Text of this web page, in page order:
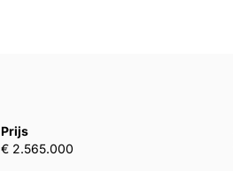
Prijs
€ 2.565.000